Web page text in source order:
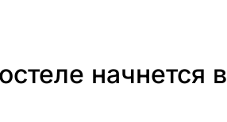
начнется в